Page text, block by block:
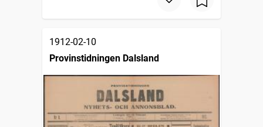
1912-02-10
Provinstidningen Dalsland